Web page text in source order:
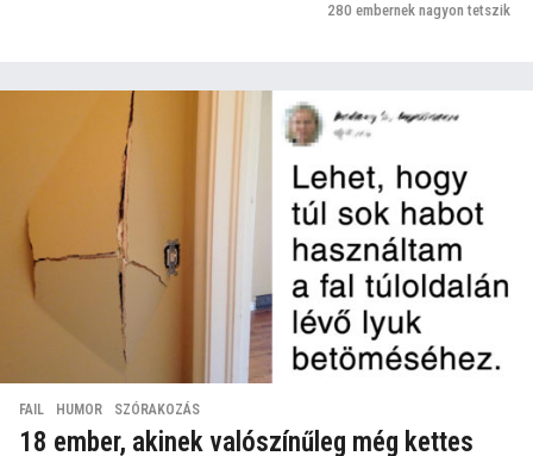
280 embernek nagyon tetszik
FAIL ,HUMOR ,SZÓRAKOZÁS
18 ember, akinek valószínűleg még kettes